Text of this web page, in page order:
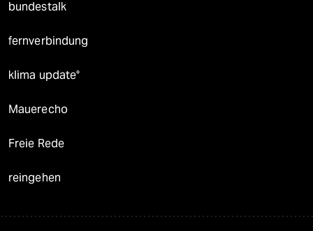
bundestalk
fernverbindung
klima update°
Mauerecho
Freie Rede
reingehen